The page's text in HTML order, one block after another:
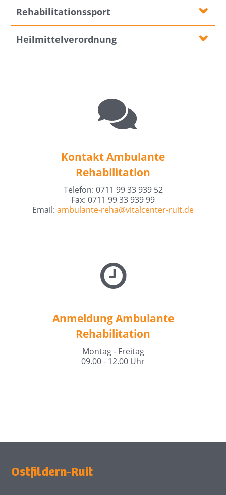
Rehabilitationssport
Heilmittelverordnung
Kontakt Ambulante
Rehabilitation
Telefon: 0711 99 33 939 52
Fax: 0711 99 33 939 99
Email: ambulante-reha@vitalcenter-ruit.de
Anmeldung Ambulante
Rehabilitation
Montag - Freitag
09.00 - 12.00 Uhr
Ostfildern-Ruit